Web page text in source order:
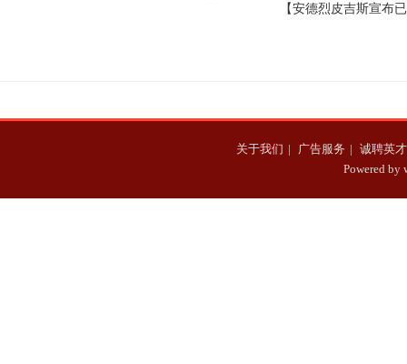
【安德烈皮吉斯宣布已
关于我们 | 广告服务 | 诚聘英才
Powered by